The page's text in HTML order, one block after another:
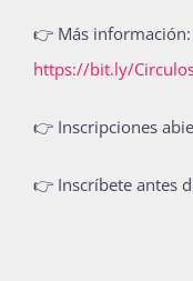
👉 Más información:
https://bit.ly/
👉 Inscripciones
👉 Inscríbete antes